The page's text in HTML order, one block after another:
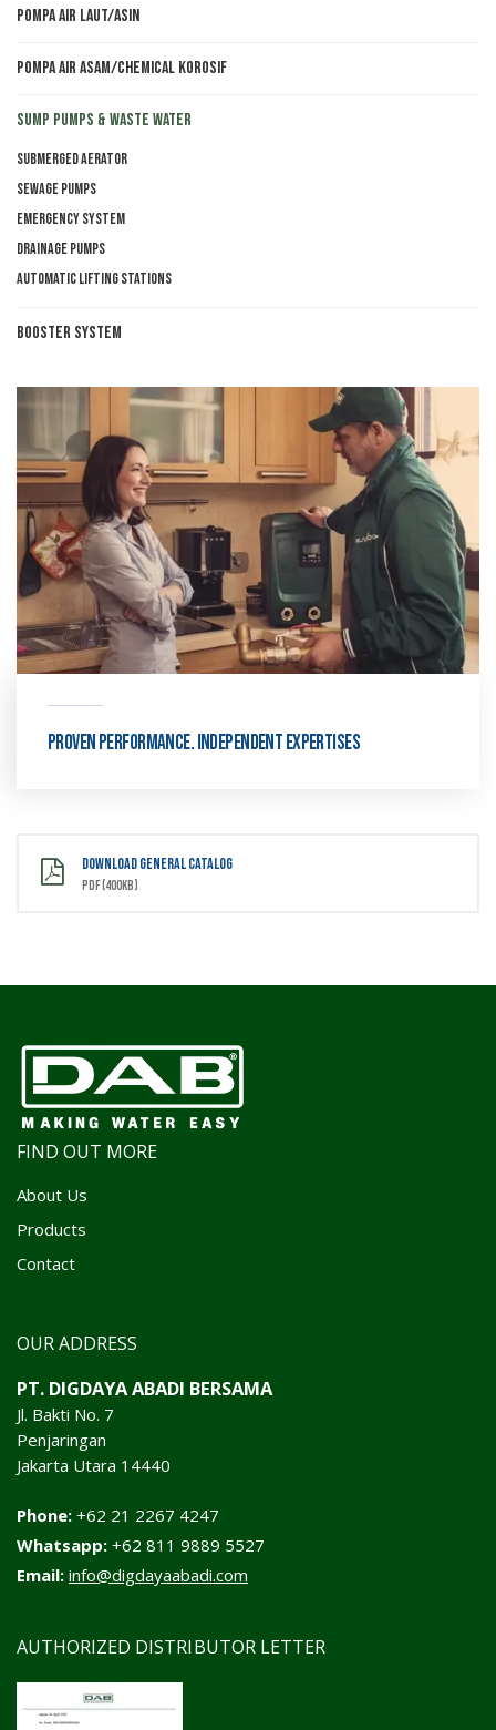
Pompa Air Laut/Asin
Pompa Air Asam/Chemical Korosif
Sump Pumps & Waste Water
Submerged aerator
Sewage pumps
Emergency system
Drainage pumps
Automatic lifting stations
Booster System
Proven performance. Independent expertises
DOWNLOAD GENERAL CATALOG
PDF (400kb)
FIND OUT MORE
About Us
Products
Contact
OUR ADDRESS
PT. DIGDAYA ABADI BERSAMA
Jl. Bakti No. 7
Penjaringan
Jakarta Utara 14440
Phone: +62 21 2267 4247
Whatsapp: +62 811 9889 5527
Email: info@digdayaabadi.com
AUTHORIZED DISTRIBUTOR LETTER